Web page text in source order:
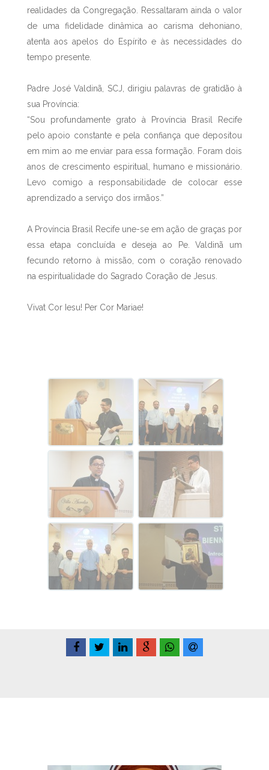
realidades da Congregação. Ressaltaram ainda o valor
de uma fidelidade dinâmica ao carisma dehoniano,
atenta aos apelos do Espírito e às necessidades do
tempo presente.
Padre José Valdinã, SCJ, dirigiu palavras de gratidão à
sua Província:
“Sou profundamente grato à Província Brasil Recife
pelo apoio constante e pela confiança que depositou
em mim ao me enviar para essa formação. Foram dois
anos de crescimento espiritual, humano e missionário.
Levo comigo a responsabilidade de colocar esse
aprendizado a serviço dos irmãos.”
A Província Brasil Recife une-se em ação de graças por
essa etapa concluída e deseja ao Pe. Valdinã um
fecundo retorno à missão, com o coração renovado
na espiritualidade do Sagrado Coração de Jesus.
Vivat Cor Iesu! Per Cor Mariae!